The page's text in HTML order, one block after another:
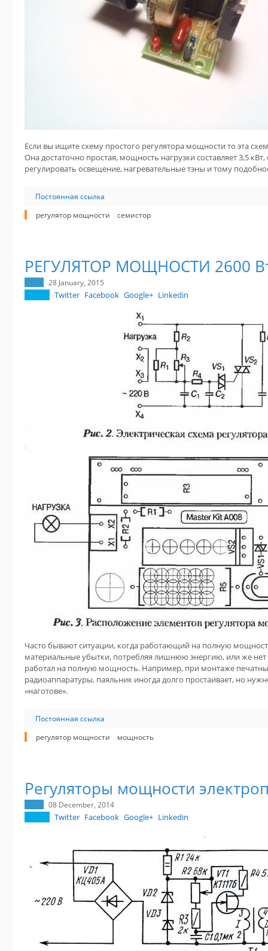
Если вы ищите схему простого регулятора мощности то эта
Она достаточно простая, мощность нагрузки составляет 3,5
регулировать освещение, нагревательные тэны и тому
Постоянная ссылка
регулятор мощности
семистор
РЕГУЛЯТОР МОЩНОСТИ 2600
28 January, 2015
Twitter Facebook Google+ Linkedin
Часто бывают ситуации, когда работающий на полную
материальные убытки, потребляя лишнюю энергию, или же
работал на полную мощность. Например, при монтаже
радиоаппаратуры, паяльник иногда долго простаивает, но
«наготове».
Постоянная ссылка
регулятор мощности
мощность
Регуляторы мощности
08 December, 2014
Twitter Facebook Google+ Linkedin